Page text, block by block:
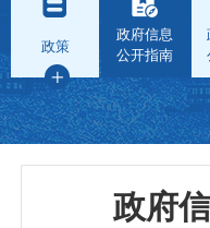
政策
政府信息
公开指南
政府